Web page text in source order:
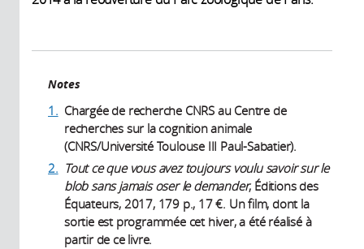
Notes
1. Chargée de recherche CNRS au Centre de
recherches sur la cognition animale
(CNRS/Université Toulouse III Paul-Sabatier).
2. Tout ce que vous avez toujours voulu savoir sur le
blob sans jamais oser le demander, Éditions des
Équateurs, 2017, 179 p., 17 €. Un film, dont la
sortie est programmée cet hiver, a été réalisé à
partir de ce livre.